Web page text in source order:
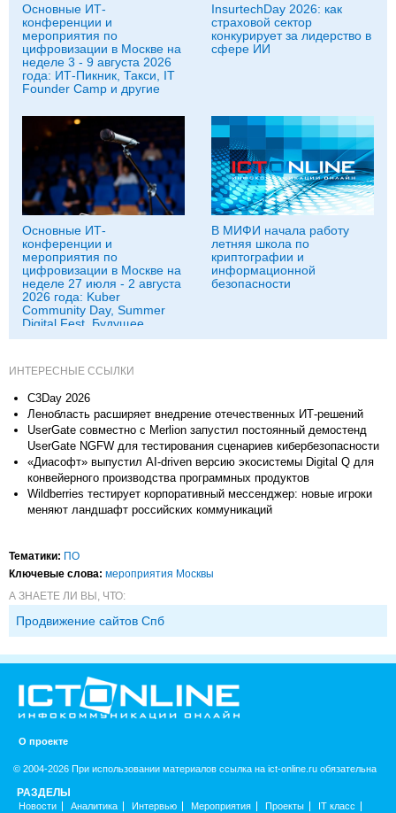
Основные ИТ-
конференции и
мероприятия по
цифровизации в Москве на
неделе 3 - 9 августа 2026
года: ИТ-Пикник, Такси, IT
Founder Camp и другие
InsurtechDay 2026: как
страховой сектор
конкурирует за лидерство в
сфере ИИ
Основные ИТ-
конференции и
мероприятия по
цифровизации в Москве на
неделе 27 июля - 2 августа
2026 года: Kuber
Community Day, Summer
Digital Fest, Будущее
исследований в
В МИФИ начала работу
летняя школа по
криптографии и
информационной
безопасности
ИНТЕРЕСНЫЕ ССЫЛКИ
C3Day 2026
Ленобласть расширяет внедрение отечественных ИТ-решений
UserGate совместно c Merlion запустил постоянный демостенд
UserGate NGFW для тестирования сценариев кибербезопасности
«Диасофт» выпустил AI-driven версию экосистемы Digital Q для
конвейерного производства программных продуктов
Wildberries тестирует корпоративный мессенджер: новые игроки
меняют ландшафт российских коммуникаций
Тематики: ПО
Ключевые слова: мероприятия Москвы
А ЗНАЕТЕ ЛИ ВЫ, ЧТО:
Продвижение сайтов Спб
О проекте
© 2004-2026 При использовании материалов ссылка на ict-online.ru обязательна
РАЗДЕЛЫ
Новости Аналитика Интервью Мероприятия Проекты
IT класс